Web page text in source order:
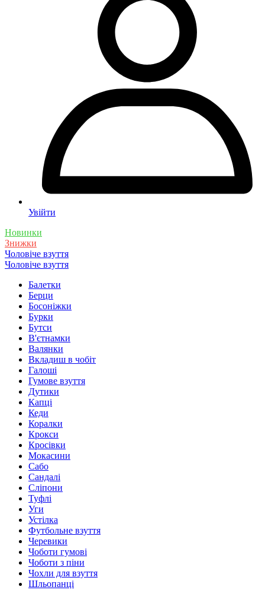
Увійти
Новинки
Знижки
Чоловіче взуття
Чоловіче взуття
Балетки
Берци
Босоніжки
Бурки
Бутси
В'єтнамки
Валянки
Вкладиш в чобіт
Галоші
Гумове взуття
Дутики
Капці
Кеди
Коралки
Крокси
Кросівки
Мокасини
Сабо
Сандалі
Сліпони
Туфлі
Уги
Устілка
Футбольне взуття
Черевики
Чоботи гумові
Чоботи з піни
Чохли для взуття
Шльопанці